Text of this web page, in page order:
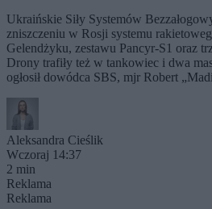
Ukraińskie Siły Systemów
zniszczeniu w Rosji systemu
Gelendżyku, zestawu Pancyr-S1 oraz
Drony trafiły też w tankowiec i dwa
ogłosił dowódca SBS, mjr Robert
Aleksandra Cieślik
Wczoraj 14:37
2 min
Reklama
Reklama